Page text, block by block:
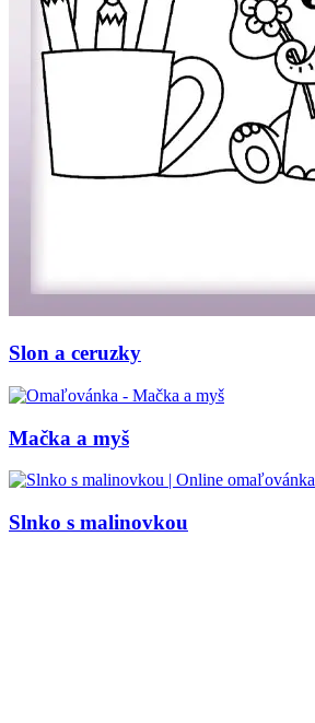
Mandaly
Medvedíkovia a koníky
Ovocie a zelenina
Rozprávky a rozprávkové postavy
Valentín / láska
Zvieratá a príroda
Slon a ceruzky
Mačka a myš
Slnko s malinovkou